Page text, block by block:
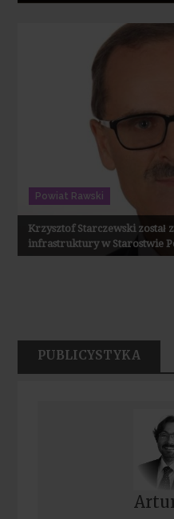
Powiat Rawski
Krzysztof Starczewski został
infrastruktury w Starostwie
PUBLICYSTYKA